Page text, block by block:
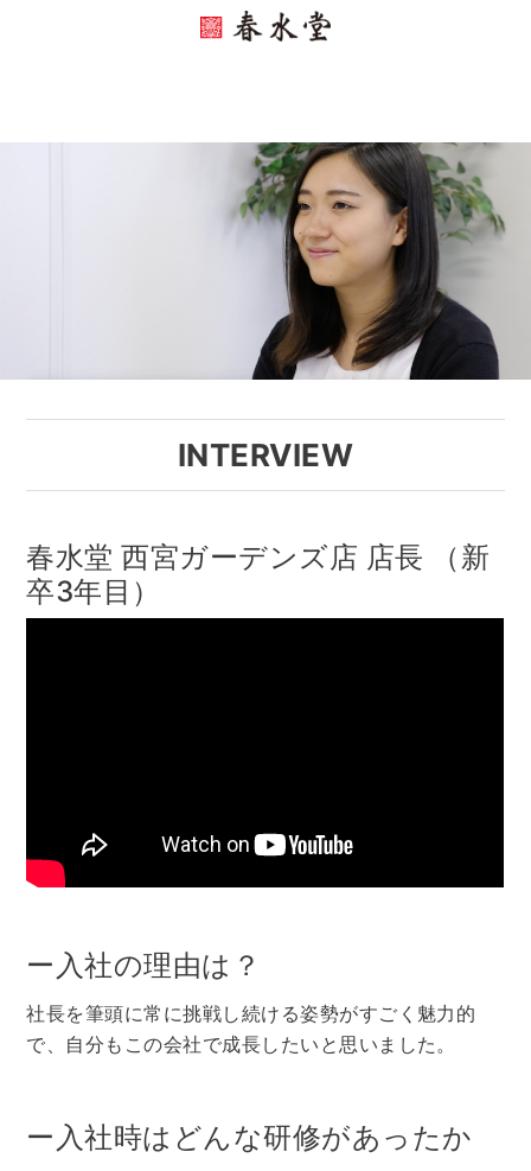
INTERVIEW
春水堂 西宮ガーデンズ店 店長 （新
卒3年目）
ー入社の理由は？
社長を筆頭に常に挑戦し続ける姿勢がすごく魅力的
で、自分もこの会社で成長したいと思いました。
ー入社時はどんな研修があったか